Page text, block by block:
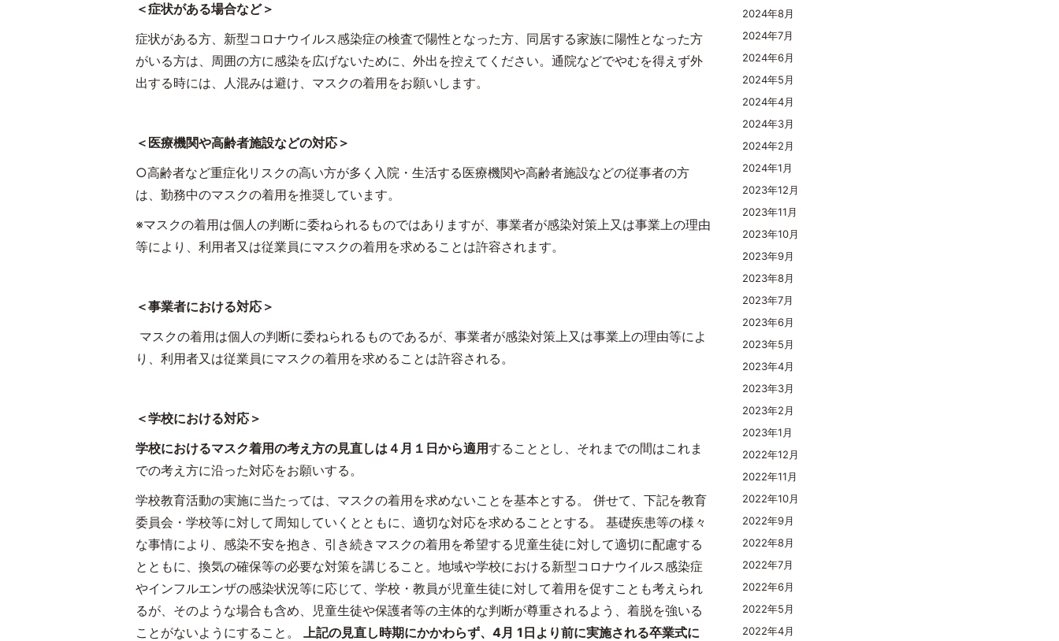
＜症状がある場合など＞
症状がある方、新型コロナウイルス感染症の検査で陽性となった方、同居する家族に陽性となった方
がいる方は、周囲の方に感染を広げないために、外出を控えてください。通院などでやむを得えず外
出する時には、人混みは避け、マスクの着用をお願いします。
＜医療機関や高齢者施設などの対応＞
○高齢者など重症化リスクの高い方が多く入院・生活する医療機関や高齢者施設などの従事者の方
は、勤務中のマスクの着用を推奨しています。
※マスクの着用は個人の判断に委ねられるものではありますが、事業者が感染対策上又は事業上の理由
等により、利用者又は従業員にマスクの着用を求めることは許容されます。
＜事業者における対応＞
マスクの着用は個人の判断に委ねられるものであるが、事業者が感染対策上又は事業上の理由等によ
り、利用者又は従業員にマスクの着用を求めることは許容される。
＜学校における対応＞
学校におけるマスク着用の考え方の見直しは４月１日から適用することとし、それまでの間はこれま
での考え方に沿った対応をお願いする。
学校教育活動の実施に当たっては、マスクの着用を求めないことを基本とする。 併せて、下記を教育
委員会・学校等に対して周知していくとともに、適切な対応を求めることとする。 基礎疾患等の様々
な事情により、感染不安を抱き、引き続きマスクの着用を希望する児童生徒に対して適切に配慮する
とともに、換気の確保等の必要な対策を講じること。地域や学校における新型コロナウイルス感染症
やインフルエンザの感染状況等に応じて、学校・教員が児童生徒に対して着用を促すことも考えられ
るが、そのような場合も含め、児童生徒や保護者等の主体的な判断が尊重されるよう、着脱を強いる
ことがないようにすること。 上記の見直し時期にかかわらず、 4月 1 日より前に実施される卒業式に
2024年8月
2024年7月
2024年6月
2024年5月
2024年4月
2024年3月
2024年2月
2024年1月
2023年12月
2023年11月
2023年10月
2023年9月
2023年8月
2023年7月
2023年6月
2023年5月
2023年4月
2023年3月
2023年2月
2023年1月
2022年12月
2022年11月
2022年10月
2022年9月
2022年8月
2022年7月
2022年6月
2022年5月
2022年4月